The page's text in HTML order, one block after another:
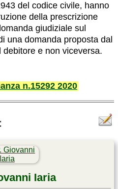
del codice civile, hanno
della prescrizione
giudiziale sul
una domanda proposta dal
e non viceversa.
n.15292 2020
Iaria